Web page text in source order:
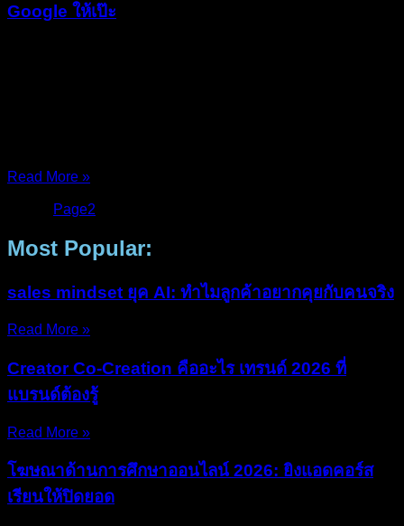
Google ให้เป๊ะ
Read More »
Page2
Most Popular:
sales mindset ยุค AI: ทำไมลูกค้าอยากคุยกับคนจริง
Read More »
Creator Co-Creation คืออะไร เทรนด์ 2026 ที่
แบรนด์ต้องรู้
Read More »
โฆษณาด้านการศึกษาออนไลน์ 2026: ยิงแอดคอร์ส
เรียนให้ปิดยอด